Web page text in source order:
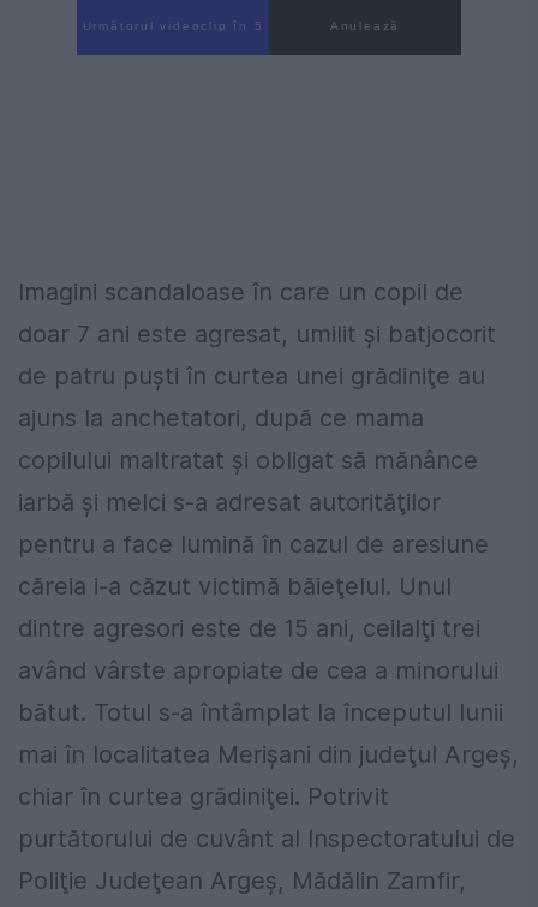
Următorul videoclip în 4 Anulează
Imagini scandaloase în care un copil de
doar 7 ani este agresat, umilit şi batjocorit
de patru puşti în curtea unei grădiniţe au
ajuns la anchetatori, după ce mama
copilului maltratat şi obligat să mănânce
iarbă şi melci s-a adresat autorităţilor
pentru a face lumină în cazul de aresiune
căreia i-a căzut victimă băieţelul. Unul
dintre agresori este de 15 ani, ceilalţi trei
având vârste apropiate de cea a minorului
bătut. Totul s-a întâmplat la începutul lunii
mai în localitatea Merişani din judeţul Argeş,
chiar în curtea grădiniţei. Potrivit
purtătorului de cuvânt al Inspectoratului de
Poliţie Judeţean Argeş, Mădălin Zamfir,